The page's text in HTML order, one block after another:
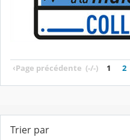
‹Page précédente (-/-) 1 2
Trier par